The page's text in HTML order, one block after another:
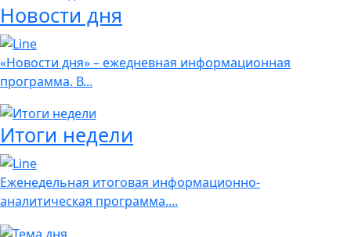
Новости дня
«Новости дня» – ежедневная информационная
программа. В...
Итоги недели
Еженедельная итоговая информационно-
аналитическая программа....